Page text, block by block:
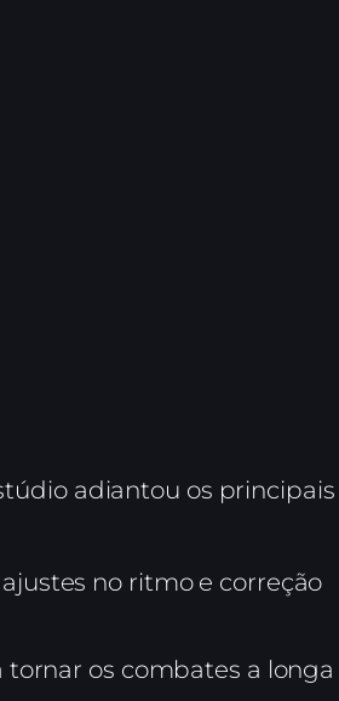
adiantou os principais
no ritmo e correção
os combates a longa